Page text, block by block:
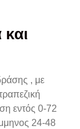
, με
εντός 0-72
24-48